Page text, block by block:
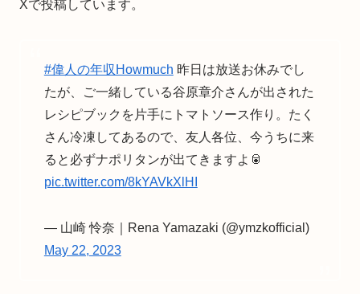
Xで投稿しています。
#偉人の年収Howmuch 昨日は放送お休みでし
たが、ご一緒している谷原章介さんが出された
レシピブックを片手にトマトソース作り。たく
さん冷凍してあるので、友人各位、今うちに来
ると必ずナポリタンが出てきますよ🥫
pic.twitter.com/8kYAVkXlHI
— 山崎 怜奈｜Rena Yamazaki (@ymzkofficial)
May 22, 2023